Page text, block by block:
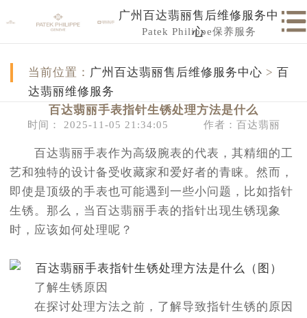
广州百达翡丽售后维修服务中
心
Patek Philippe保养服务
当前位置： 广州百达翡丽售后维修服务中心 > 百
达翡丽维修服务
百达翡丽手表指针生锈处理方法是什么
时间： 2025-11-05 21:34:05 作者：百达翡丽
百达翡丽手表作为高级腕表的代表，其精细的工
艺和独特的设计备受收藏家和爱好者的青睐。然而，
即使是顶级的手表也可能遇到一些小问题，比如指针
生锈。那么，当百达翡丽手表的指针出现生锈现象
时，应该如何处理呢？
了解生锈原因
在探讨处理方法之前，了解导致指针生锈的原因